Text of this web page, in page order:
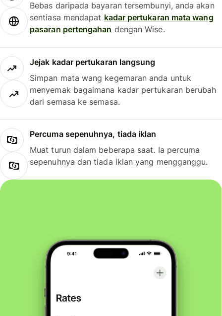
Bebas daripada bayaran tersembunyi, anda akan
sentiasa mendapat kadar pertukaran mata wang
pasaran pertengahan dengan Wise.
Jejak kadar pertukaran langsung
Simpan mata wang kegemaran anda untuk
menyemak bagaimana kadar pertukaran berubah
dari semasa ke semasa.
Percuma sepenuhnya, tiada iklan
Muat turun dalam beberapa saat. Ia percuma
sepenuhnya dan tiada iklan yang mengganggu.